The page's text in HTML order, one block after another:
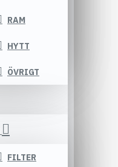
RAM
HYTT
ÖVRIGT
FILTER